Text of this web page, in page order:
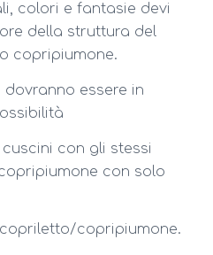
colori e fantasie devi
della struttura del
copripiumone.
essere in
con gli stessi
con solo
copripiumone.